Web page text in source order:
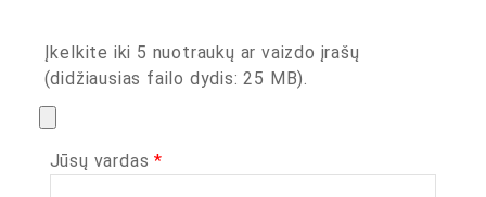
Įkelkite iki 5 nuotraukų ar vaizdo įrašų
(didžiausias failo dydis: 25 MB).
Jūsų vardas*